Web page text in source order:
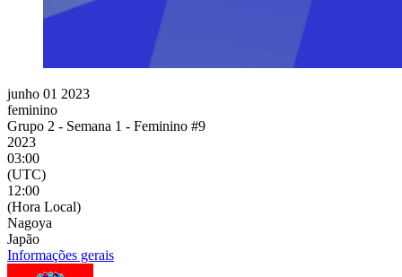
junho 01 2023
feminino
Grupo 2 - Semana 1 - Feminino #9
2023
03:00
(UTC)
12:00
(Hora Local)
Nagoya
Japão
Informações gerais